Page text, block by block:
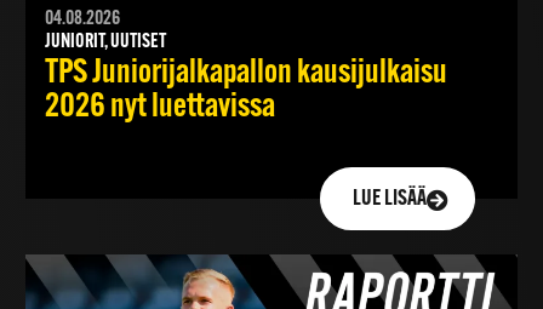
04.08.2026
JUNIORIT, UUTISET
TPS Juniorijalkapallon kausijulkaisu
2026 nyt luettavissa
LUE LISÄÄ